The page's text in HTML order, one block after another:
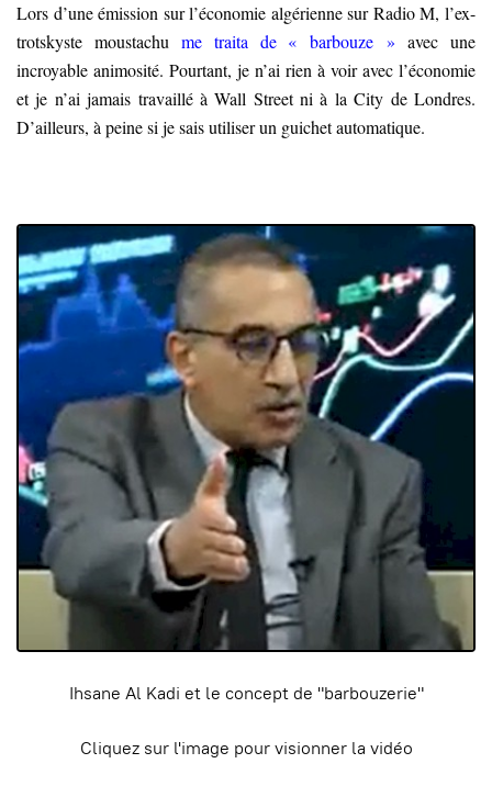
Lors d’une émission sur l’économie algérienne sur Radio M, l’ex-
trotskyste moustachu me traita de « barbouze » avec une
incroyable animosité. Pourtant, je n’ai rien à voir avec l’économie
et je n’ai jamais travaillé à Wall Street ni à la City de Londres.
D’ailleurs, à peine si je sais utiliser un guichet automatique.
Ihsane Al Kadi et le concept de "barbouzerie"
Cliquez sur l'image pour visionner la vidéo